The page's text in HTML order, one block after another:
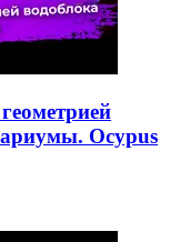
Ocypus